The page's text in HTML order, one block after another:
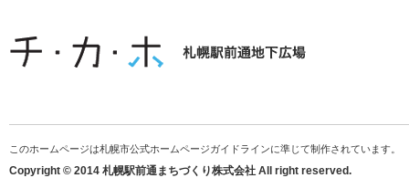
このホームページは札幌市公式ホームページガイドラインに準じて制作されています。
Copyright © 2014 札幌駅前通まちづくり株式会社 All right reserved.